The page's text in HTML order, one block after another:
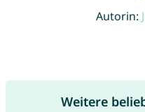
Autorin:
Weitere